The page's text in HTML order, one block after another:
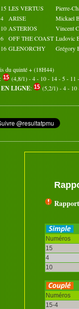
15 LES VERTUS
Pierre-
4 ARISE
Mickael
10 ASTERIOS
Vincent
6 OFF THE COAST Ludovic
16 GLENORCHY Grégory
du quinté + (18H44)
: (4,8/1) - 4 - 10 - 14 - 5 - 11
LIGNE: (5,2/1) - 4 - 10
Numéros
15
4
10
Numéros
15-4